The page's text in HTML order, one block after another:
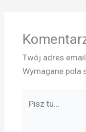
Twój adres
Wymagane pola